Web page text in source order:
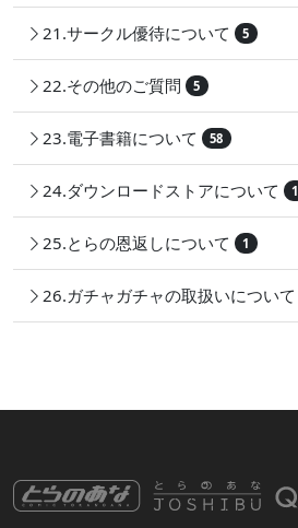
21.サークル優待について 5
22.その他のご質問 5
23.電子書籍について 58
24.ダウンロードストアについて 1
25.とらの恩返しについて 1
26.ガチャガチャの取扱いについて